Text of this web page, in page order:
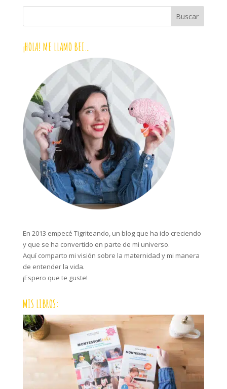
¡HOLA! ME LLAMO BEI…
En 2013 empecé Tigriteando, un blog que ha ido creciendo
y que se ha convertido en parte de mi universo.
Aquí comparto mi visión sobre la maternidad y mi manera
de entender la vida.
¡Espero que te guste!
MIS LIBROS: